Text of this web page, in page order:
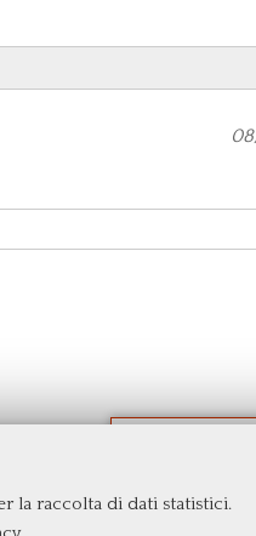
la raccolta di dati statistici.